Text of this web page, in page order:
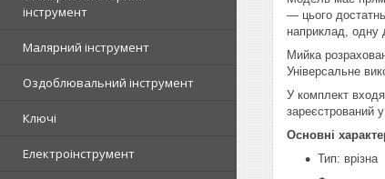
інструмент
Малярний інструмент
Оздоблювальний інструмент
Ключі
Електроінструмент
— цього
наприклад, одну
Мийка
Універсальне
У комплект
зареєстрований у
Основні
Тип: врізна